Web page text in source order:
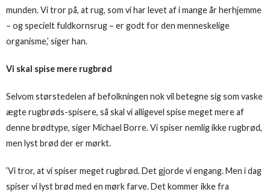
munden. Vi tror på, at rug, som vi har levet af i mange år herhjemme
– og specielt fuldkornsrug – er godt for den menneskelige
organisme,’ siger han.
Vi skal spise mere rugbrød
Selvom størstedelen af befolkningen nok vil betegne sig som vaske
ægte rugbrøds-spisere, så skal vi alligevel spise meget mere af
denne brødtype, siger Michael Borre. Vi spiser nemlig ikke rugbrød,
men lyst brød der er mørkt.
’Vi tror, at vi spiser meget rugbrød. Det gjorde vi engang. Men i dag
spiser vi lyst brød med en mørk farve. Det kommer ikke fra